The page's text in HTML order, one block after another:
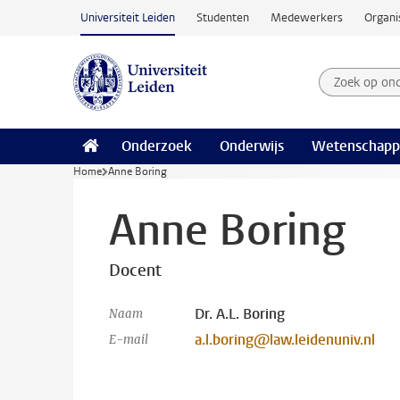
Ga naar hoofdinhoud
Universiteit Leiden Studenten Medewerkers
Zoek op
Zoekterm
Onderzoek Onderwijs
Home Anne Boring
Anne Boring
Docent
Naam Dr. A.L. Boring
E-mail a.l.boring@law.leidenuniv.nl